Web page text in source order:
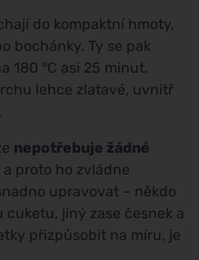
do kompaktní hmoty,
bochánky. Ty se pak
180 °C asi 25 minut.
lehce zlatavé, uvnitř
nepotřebuje žádné
a proto ho zvládne
upravovat – někdo
jiný zase česnek a
přizpůsobit na míru, je